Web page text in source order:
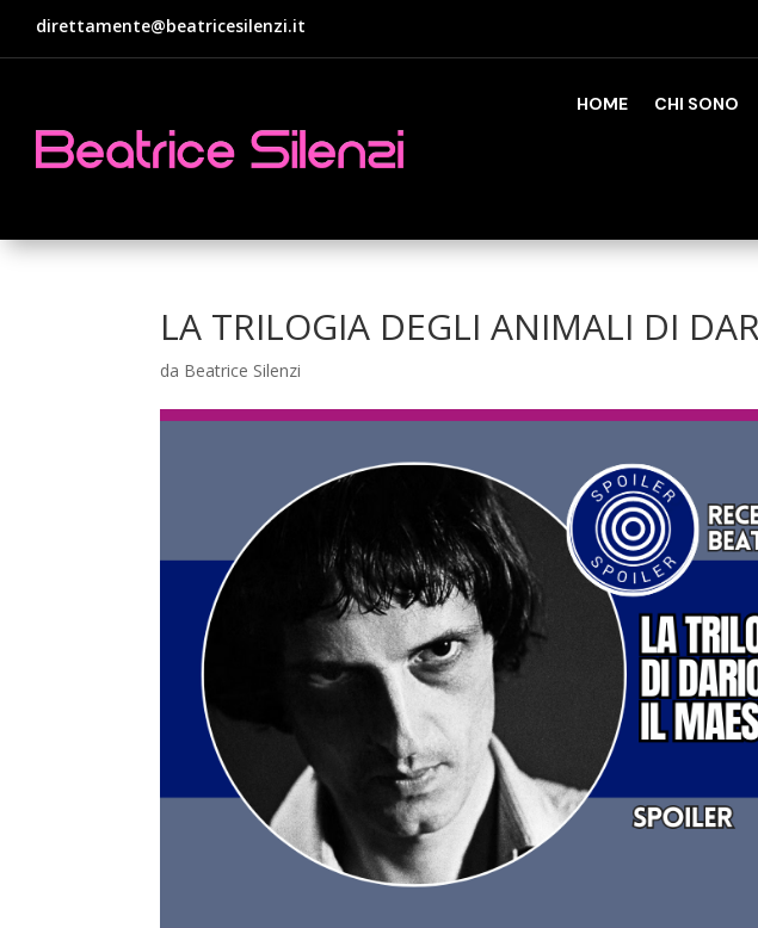
direttamente@beatricesilenzi.it
HOME CHI SONO
LA TRILOGIA DEGLI ANIMALI DI
da Beatrice Silenzi